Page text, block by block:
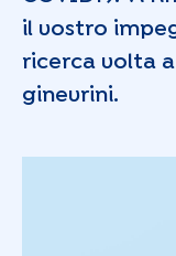
il vostro
ricerca volta
ginevrini.